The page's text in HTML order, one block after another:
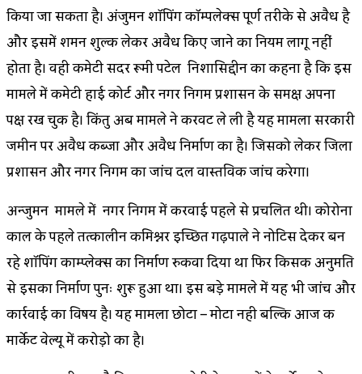
किया जा सकता है। अंजुमन शॉपिंग कॉम्पलेक्स पूर्ण तरीके से अवैध है
और इसमें शमन शुल्क लेकर अवैध किए जाने का नियम लागू नहीं
होता है। वही कमेटी सदर रूमी पटेल निशासिद्दीन का कहना है कि इस
मामले में कमेटी हाई कोर्ट और नगर निगम प्रशासन के समक्ष अपना
पक्ष रख चुकी है। किंतु अब मामले ने करवट ले ली है यह मामला सरकारी
जमीन पर अवैध कब्जा और अवैध निर्माण का है। जिसको लेकर जिला
प्रशासन और नगर निगम का जांच दल वास्तविक जांच करेगा।
अन्जुमन मामले में नगर निगम में करवाई पहले से प्रचलित थी। कोरोना
काल के पहले तत्कालीन कमिश्नर इच्छित गढ़पाले ने नोटिस देकर बन
रहे शॉपिंग काम्प्लेक्स का निर्माण रुकवा दिया था फिर किसकी अनुमति
से इसका निर्माण पुनः शुरू हुआ था। इस बड़े मामले में यह भी जांच और
कार्रवाई का विषय है। यह मामला छोटा – मोटा नही बल्कि आज की
मार्केट वेल्यू में करोड़ो का है।